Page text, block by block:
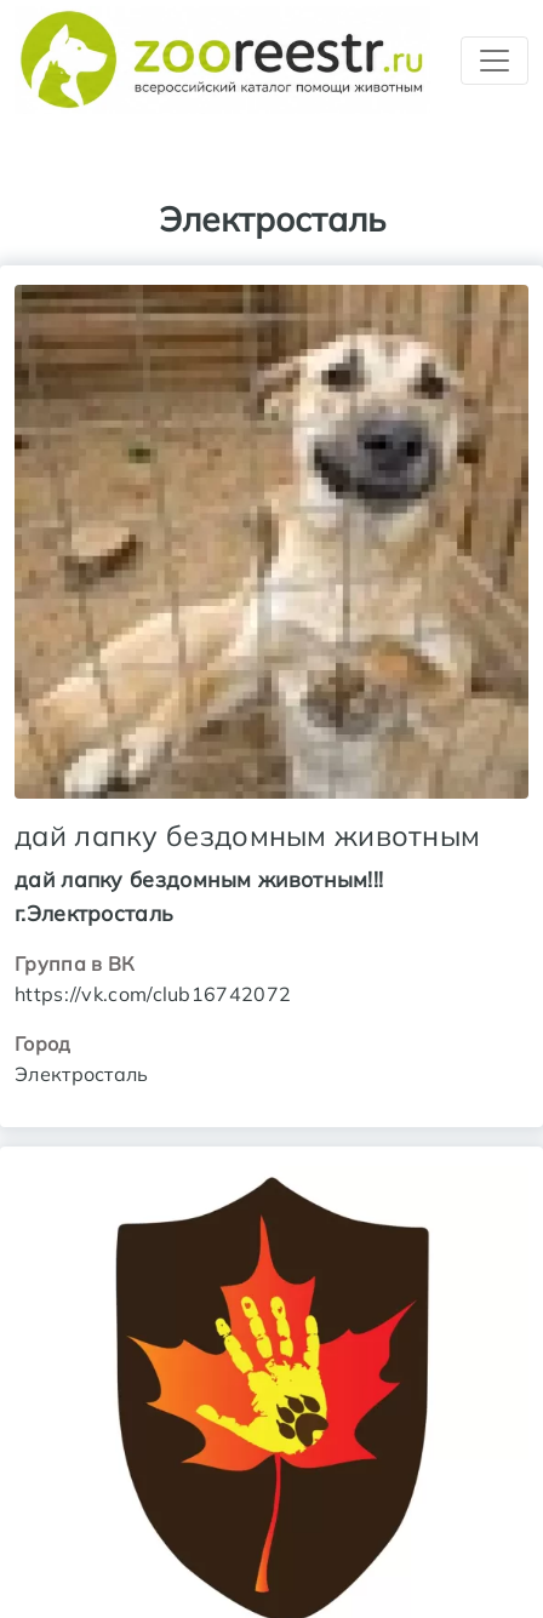
Электросталь
дай лапку бездомным животным
дай лапку бездомным животным!!!
г.Электросталь
Группа в ВК
https://vk.com/club16742072
Город
Электросталь